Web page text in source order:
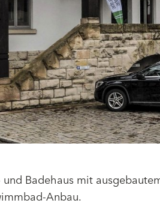
Badehaus mit
Anbau.